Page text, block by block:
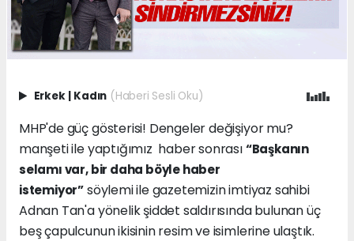
Erkek | Kadın (Haberi Sesli Oku)
MHP'de güç gösterisi! Dengeler değişiyor mu?
manşeti ile yaptığımız haber sonrası“Başkanın
selamı var, bir daha böyle haber
istemiyor”söylemi ile gazetemizin imtiyaz sahibi
Adnan Tan'a yönelik şiddet saldırısında bulunan üç
beş çapulcunun ikisinin resim ve isimlerine ulaştık.